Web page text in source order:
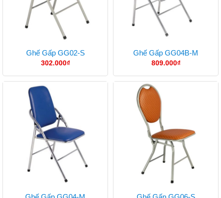
Ghế Gấp GG02-S
302.000₫
Ghế Gấp GG04B-M
809.000₫